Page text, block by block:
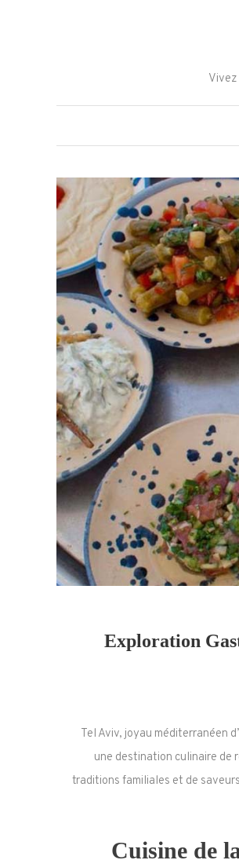
Exploration
Tel Aviv, joyau méditerranéen
une destination culinaire de
traditions familiales et de
Cuisine de